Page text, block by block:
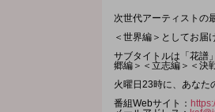
次世代アーティストの
＜世界編＞としてお届
サブタイトルは「花譜
郷編＞＜立志編＞＜決
火曜日23時に、あなた
番組Webサイト：